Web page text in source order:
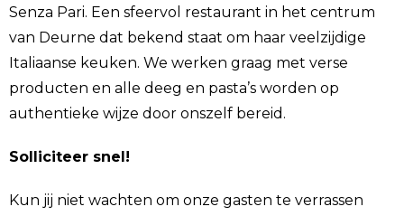
Senza Pari. Een sfeervol restaurant in het centrum
van Deurne dat bekend staat om haar veelzijdige
Italiaanse keuken. We werken graag met verse
producten en alle deeg en pasta’s worden op
authentieke wijze door onszelf bereid.
Solliciteer snel!
Kun jij niet wachten om onze gasten te verrassen